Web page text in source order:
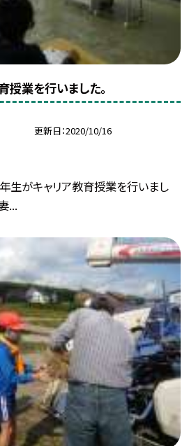
授業を行いました。
更新日 2020/10/16
年生がキャリア教育授業を行いまし
...